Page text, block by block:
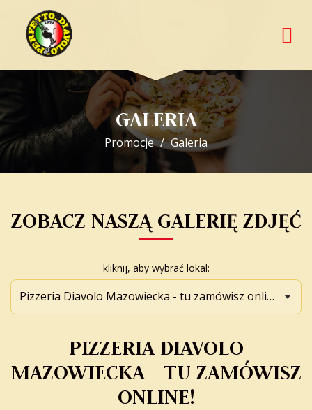
GALERIA
Promocje Galeria
ZOBACZ NASZĄ GALERIĘ ZDJĘĆ
kliknij, aby wybrać lokal:
PIZZERIA DIAVOLO
MAZOWIECKA - TU ZAMÓWISZ
ONLINE!